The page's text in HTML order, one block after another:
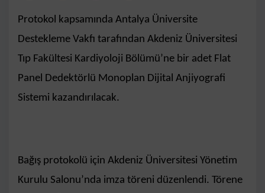
Protokol kapsamında Antalya Üniversite
Destekleme Vakfı tarafından Akdeniz Üniversitesi
Tıp Fakültesi Kardiyoloji Bölümü’ne bir adet Flat
Panel Dedektörlü Monoplan Dijital Anjiyografi
Sistemi kazandırılacak.
Bağış protokolü için Akdeniz Üniversitesi Yönetim
Kurulu Salonu’nda imza töreni düzenlendi. Törene